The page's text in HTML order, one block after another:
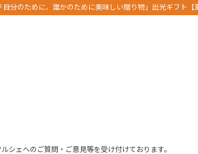
「自分のために、誰かのために美味しい贈り物」出光ギフト【
シェへのご質問・ご意見等を受け付けております。